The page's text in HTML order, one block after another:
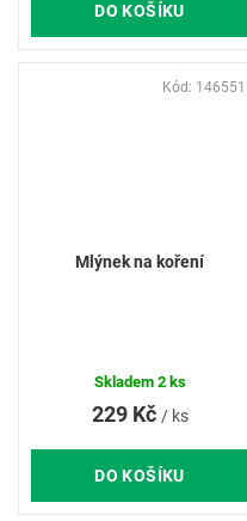
DO KOŠÍKU
Mlýnek na koření
229 Kč / ks
DO KOŠÍKU
Skladem 2 ks
Kód: 146551